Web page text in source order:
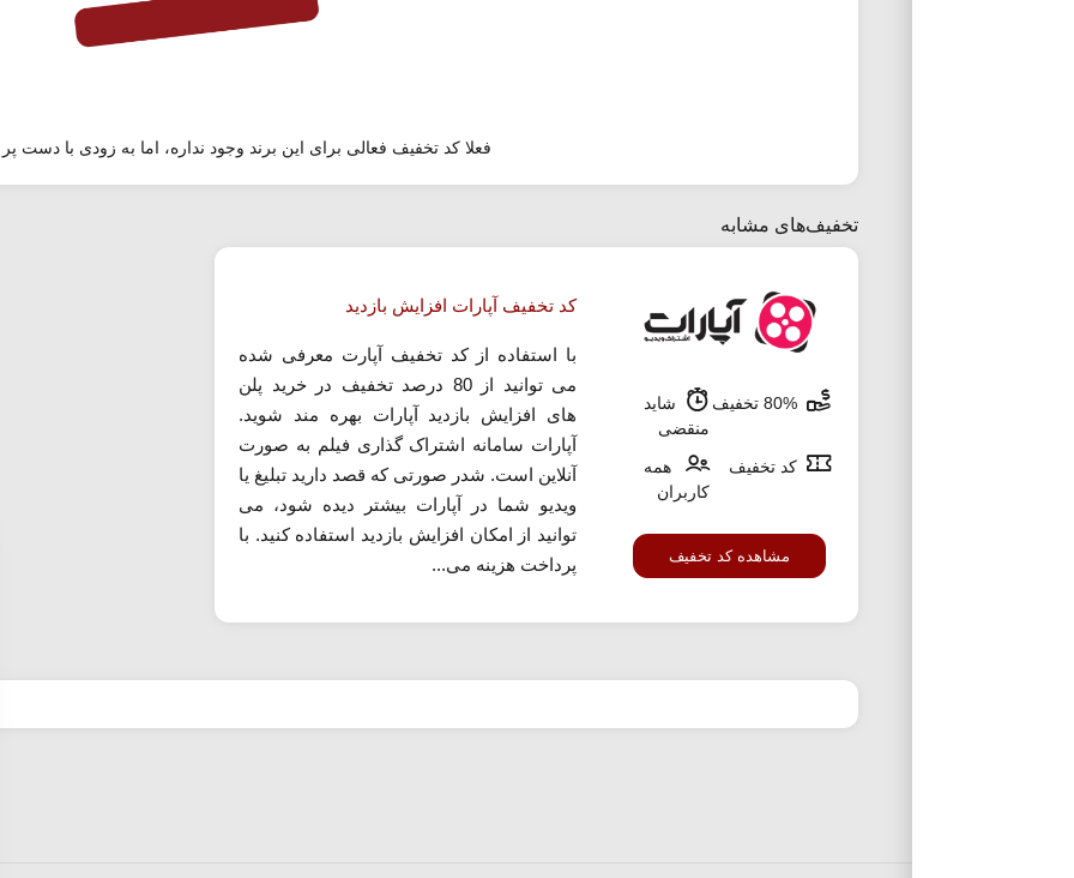
فعلا کد تخفیف فعالی برای این برند وجود نداره، اما به زودی با دست
تخفیف‌های مشابه
شاید
منقضی
کد تخفیف
همه
کاربران
مشاهده کد تخفیف
کد تخفیف آپارات افزایش بازدید
با استفاده از کد تخفیف آپارت معرفی شده
می توانید از 80 درصد تخفیف در خرید پلن
های افزایش بازدید آپارات بهره مند شوید.
آپارات سامانه اشتراک گذاری فیلم به صورت
آنلاین است. شدر صورتی که قصد دارید تبلیغ یا
ویدیو شما در آپارات بیشتر دیده شود، می
توانید از امکان افزایش بازدید استفاده کنید. با
پرداخت هزینه می...